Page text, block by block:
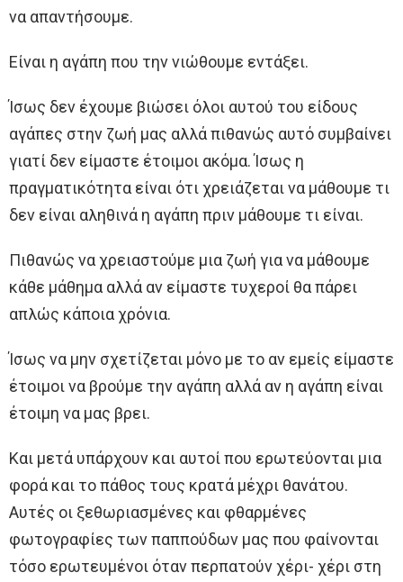
να απαντήσουμε.
Είναι η αγάπη που την νιώθουμε εντάξει.
Ίσως δεν έχουμε βιώσει όλοι αυτού του είδους
αγάπες στην ζωή μας αλλά πιθανώς αυτό συμβαίνει
γιατί δεν είμαστε έτοιμοι ακόμα. Ίσως η
πραγματικότητα είναι ότι χρειάζεται να μάθουμε τι
δεν είναι αληθινά η αγάπη πριν μάθουμε τι είναι.
Πιθανώς να χρειαστούμε μια ζωή για να μάθουμε
κάθε μάθημα αλλά αν είμαστε τυχεροί θα πάρει
απλώς κάποια χρόνια.
Ίσως να μην σχετίζεται μόνο με το αν εμείς είμαστε
έτοιμοι να βρούμε την αγάπη αλλά αν η αγάπη είναι
έτοιμη να μας βρει.
Και μετά υπάρχουν και αυτοί που ερωτεύονται μια
φορά και το πάθος τους κρατά μέχρι θανάτου.
Αυτές οι ξεθωριασμένες και φθαρμένες
φωτογραφίες των παππούδων μας που φαίνονται
τόσο ερωτευμένοι όταν περπατούν χέρι- χέρι στη